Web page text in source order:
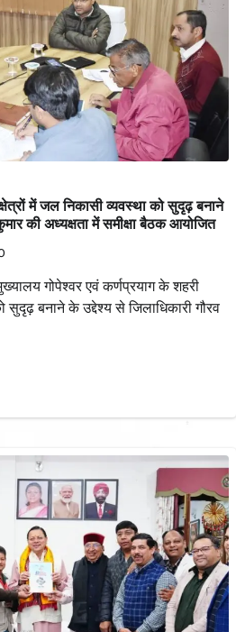
में जल निकासी व्यवस्था को सुदृढ़ बनाने
की अध्यक्षता में समीक्षा बैठक आयोजित
गोपेश्वर एवं कर्णप्रयाग के शहरी
सुदृढ़ बनाने के उद्देश्य से जिलाधिकारी गौरव